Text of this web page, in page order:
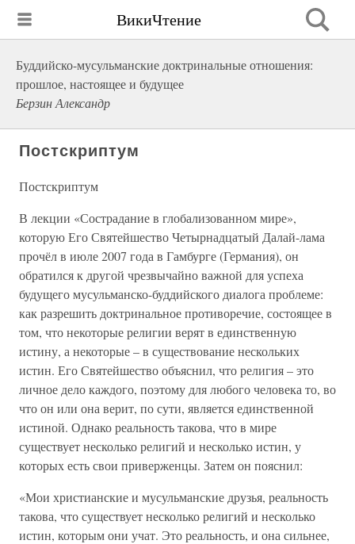
ВикиЧтение
Буддийско-мусульманские доктринальные отношения:
прошлое, настоящее и будущее
Берзин Александр
Постскриптум
Постскриптум
В лекции «Сострадание в глобализованном мире»,
которую Его Святейшество Четырнадцатый Далай-лама
прочёл в июле 2007 года в Гамбурге (Германия), он
обратился к другой чрезвычайно важной для успеха
будущего мусульманско-буддийского диалога проблеме:
как разрешить доктринальное противоречие, состоящее в
том, что некоторые религии верят в единственную
истину, а некоторые – в существование нескольких
истин. Его Святейшество объяснил, что религия – это
личное дело каждого, поэтому для любого человека то, во
что он или она верит, по сути, является единственной
истиной. Однако реальность такова, что в мире
существует несколько религий и несколько истин, у
которых есть свои приверженцы. Затем он пояснил:
«Мои христианские и мусульманские друзья, реальность
такова, что существует несколько религий и несколько
истин, которым они учат. Это реальность, и она сильнее,